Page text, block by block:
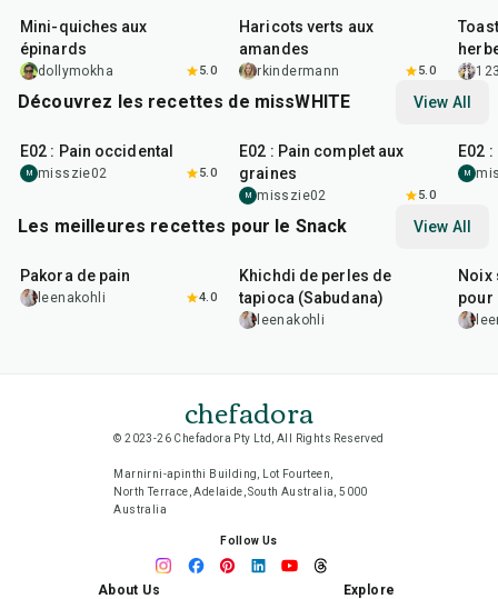
Mini-quiches aux
épinards
dollymokha 5.0
Haricots verts aux
amandes
rkindermann 5.0
Découvrez les recettes de missWHITE View All
E02 : Pain occidental
M misszie02 5.0
E02 : Pain complet aux
graines
M misszie02 5.0
E02 :
M
Les meilleures recettes pour le Snack View All
Pakora de pain
leenakohli 4.0
Khichdi de perles de
tapioca (Sabudana)
leenakohli
Noix
pour
chefadora
© 2023-26 Chefadora Pty Ltd, All Rights Reserved
Marnirni-apinthi Building, Lot Fourteen,
North Terrace, Adelaide, South Australia, 5000
Australia
Follow Us
About Us
Explore